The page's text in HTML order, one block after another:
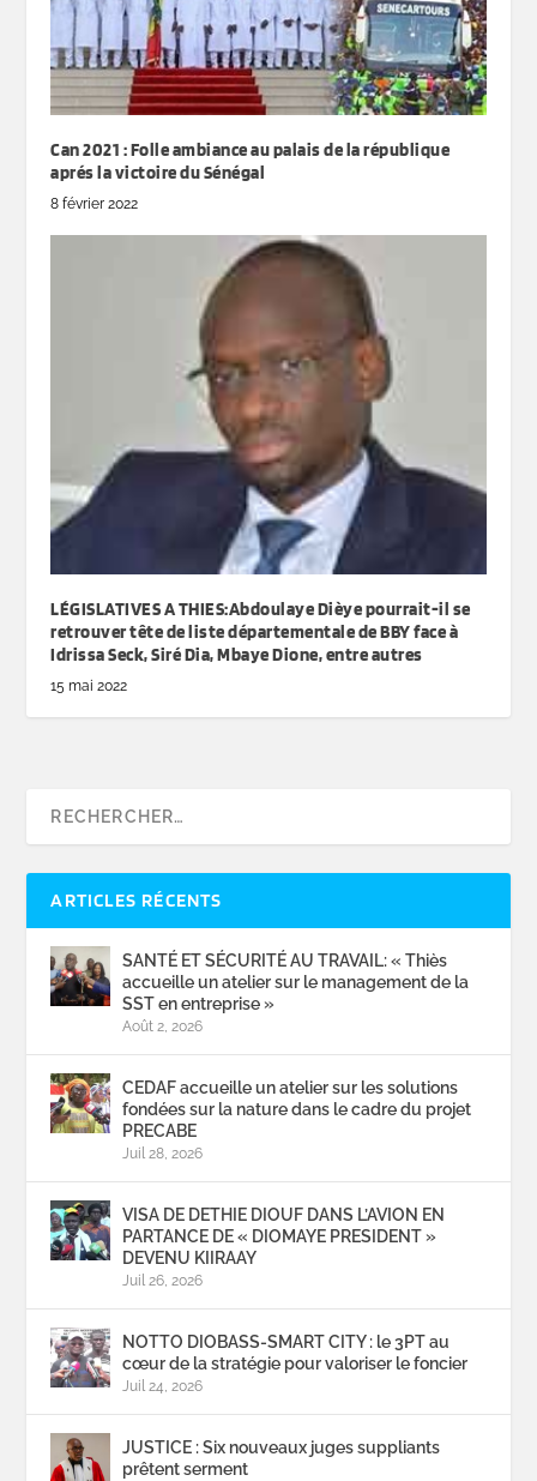
Can 2021 : Folle ambiance au palais de la république
aprés la victoire du Sénégal
8 février 2022
LÉGISLATIVES A THIES:Abdoulaye Dièye pourrait-il se
retrouver tête de liste départementale de BBY face à
Idrissa Seck, Siré Dia, Mbaye Dione, entre autres
15 mai 2022
ARTICLES RÉCENTS
SANTÉ ET SÉCURITÉ AU TRAVAIL: « Thiès
accueille un atelier sur le management de la
SST en entreprise »
Août 2, 2026
CEDAF accueille un atelier sur les solutions
fondées sur la nature dans le cadre du projet
PRECABE
Juil 28, 2026
VISA DE DETHIE DIOUF DANS L’AVION EN
PARTANCE DE « DIOMAYE PRESIDENT »
DEVENU KIIRAAY
Juil 26, 2026
NOTTO DIOBASS-SMART CITY : le 3PT au
cœur de la stratégie pour valoriser le foncier
Juil 24, 2026
JUSTICE : Six nouveaux juges suppliants
prêtent serment